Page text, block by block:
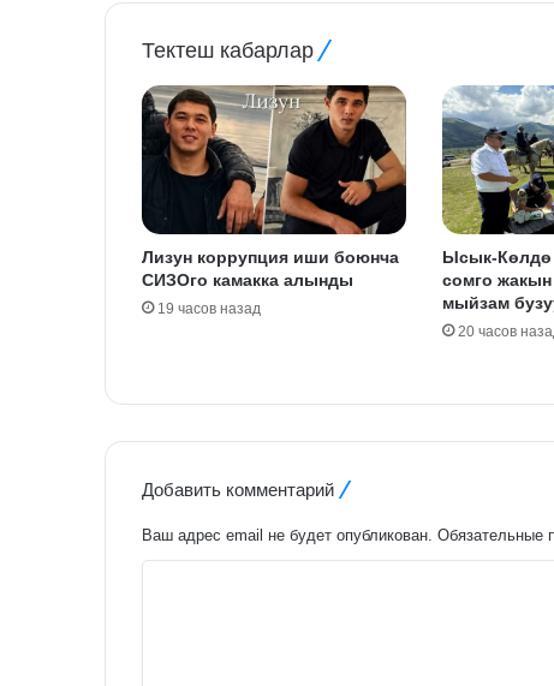
Тектеш кабарлар
Лизун коррупция иши боюнча
СИЗОго камакка алынды
19 часов назад
Ысык-Көлдө
сомго
мыйзам
20 часов
Добавить комментарий
Ваш адрес email не будет опубликован. Обязательные